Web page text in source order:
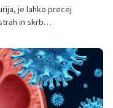
je lahko precej
in skrb